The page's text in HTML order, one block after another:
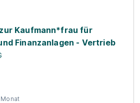
Kaufmann*frau für
Finanzanlagen - Vertrieb